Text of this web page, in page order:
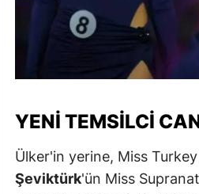
YENI TEMSILCI
Ülker'in yerine, Miss
Şeviktürk'ün Miss